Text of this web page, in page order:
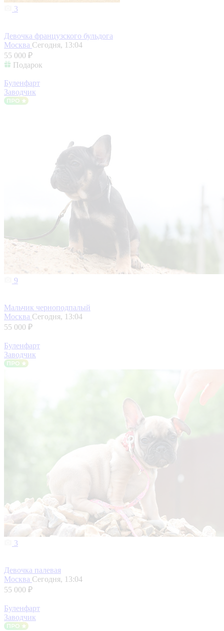
3
Девочка французского бульдога
Москва Сегодня, 13:04
55 000 ₽
Подарок
Буленфарт
Заводчик
9
Мальчик черноподпалый
Москва Сегодня, 13:04
55 000 ₽
Буленфарт
Заводчик
3
Девочка палевая
Москва Сегодня, 13:04
55 000 ₽
Буленфарт
Заводчик